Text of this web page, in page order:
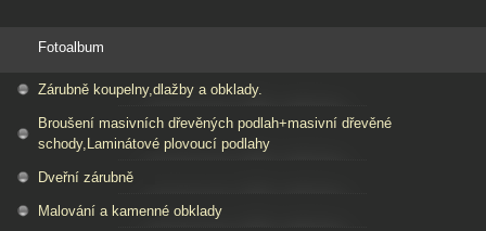
Fotoalbum
Zárubně koupelny,dlažby a obklady.
Broušení masivních dřevěných podlah+masivní dřevěné
schody,Laminátové plovoucí podlahy
Dveřní zárubně
Malování a kamenné obklady